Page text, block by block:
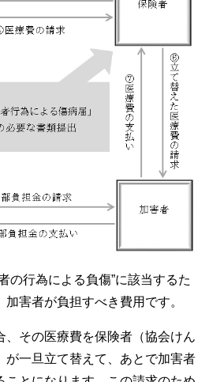
の行為による負傷”に該当するた
害者が負担すべき費用です。
、その医療費を保険者（協会けん
が一旦立て替えて、あとで加害者